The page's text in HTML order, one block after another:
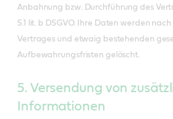
Anbahnung bzw. Durchführung des
S.1 lit. b DSGVO. Ihre Daten werden
Vertrages und etwaig bestehenden
Aufbewahrungsfristen gelöscht.
5. Versendung von
Informationen